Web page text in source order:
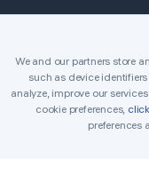
Start
Tägliche
We and our partners store
such as device
analyze, improve our
cookie preferences,
preferences